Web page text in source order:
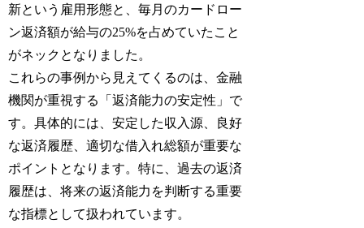
新という雇用形態と、毎月のカードロー
ン返済額が給与の25%を占めていたこと
がネックとなりました。
これらの事例から見えてくるのは、金融
機関が重視する「返済能力の安定性」で
す。具体的には、安定した収入源、良好
な返済履歴、適切な借入れ総額が重要な
ポイントとなります。特に、過去の返済
履歴は、将来の返済能力を判断する重要
な指標として扱われています。